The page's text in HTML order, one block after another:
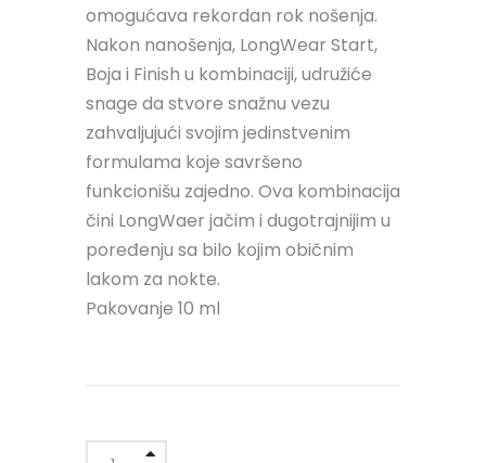
omogućava rekordan rok nošenja.
Nakon nanošenja, LongWear Start,
Boja i Finish u kombinaciji, udružiće
snage da stvore snažnu vezu
zahvaljujući svojim jedinstvenim
formulama koje savršeno
funkcionišu zajedno. Ova kombinacija
čini LongWaer jačim i dugotrajnijim u
poređenju sa bilo kojim običnim
lakom za nokte.
Pakovanje 10 ml